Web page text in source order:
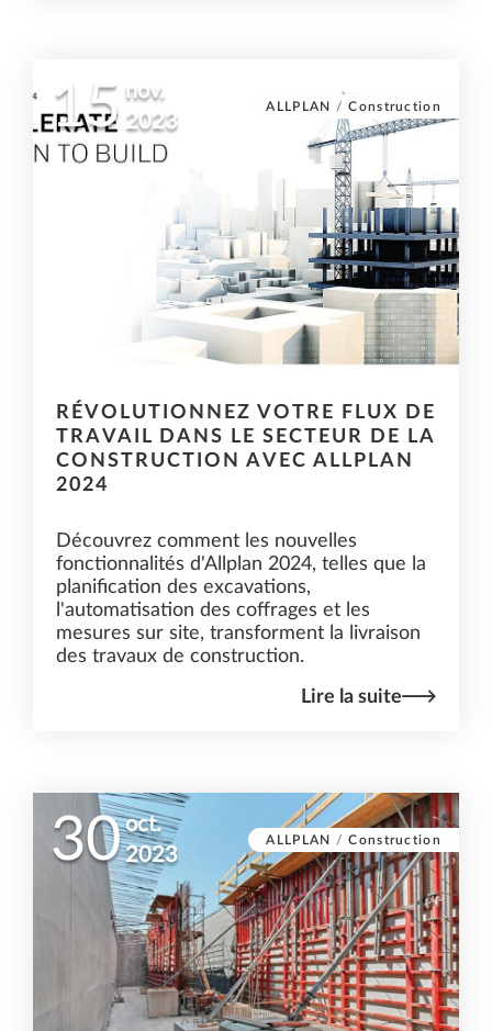
15 nov.
2023
ALLPLAN /Construction
RÉVOLUTIONNEZ VOTRE FLUX DE
TRAVAIL DANS LE SECTEUR DE LA
CONSTRUCTION AVEC ALLPLAN
2024
Découvrez comment les nouvelles
fonctionnalités d'Allplan 2024, telles que la
planification des excavations,
l'automatisation des coffrages et les
mesures sur site, transforment la livraison
des travaux de construction.
Lire la suite
30 oct.
2023
ALLPLAN /Construction